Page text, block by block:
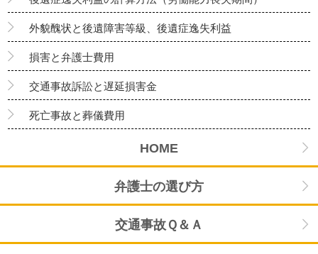
外貌醜状と後遺障害等級、後遺症逸失利益
損害と弁護士費用
交通事故訴訟と遅延損害金
死亡事故と葬儀費用
HOME
弁護士の選び方
交通事故Ｑ＆Ａ